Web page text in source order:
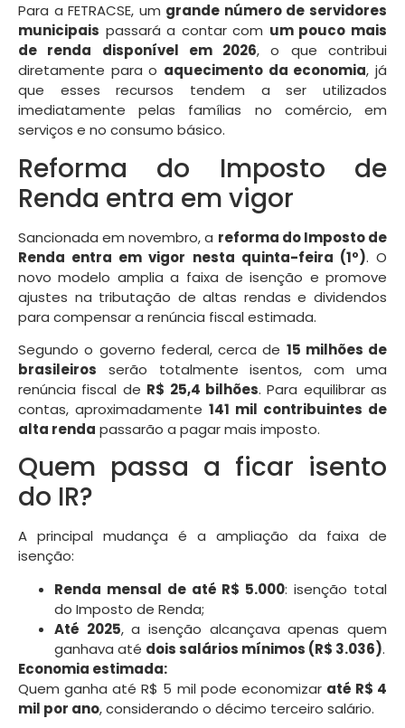
Para a FETRACSE, um grande número de servidores
municipais passará a contar com um pouco mais
de renda disponível em 2026, o que contribui
diretamente para o aquecimento da economia, já
que esses recursos tendem a ser utilizados
imediatamente pelas famílias no comércio, em
serviços e no consumo básico.
Reforma do Imposto de
Renda entra em vigor
Sancionada em novembro, a reforma do Imposto de
Renda entra em vigor nesta quinta-feira (1º). O
novo modelo amplia a faixa de isenção e promove
ajustes na tributação de altas rendas e dividendos
para compensar a renúncia fiscal estimada.
Segundo o governo federal, cerca de 15 milhões de
brasileiros serão totalmente isentos, com uma
renúncia fiscal de R$ 25,4 bilhões. Para equilibrar as
contas, aproximadamente 141 mil contribuintes de
alta renda passarão a pagar mais imposto.
Quem passa a ficar isento
do IR?
A principal mudança é a ampliação da faixa de
isenção:
Renda mensal de até R$ 5.000: isenção total
do Imposto de Renda;
Até 2025, a isenção alcançava apenas quem
ganhava até dois salários mínimos (R$ 3.036).
Economia estimada:
Quem ganha até R$ 5 mil pode economizar até R$ 4
mil por ano, considerando o décimo terceiro salário.